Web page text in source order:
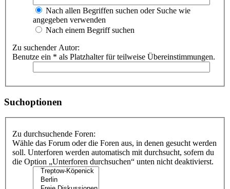
Nach allen Begriffen suchen oder Suche wie
angegeben verwenden
Nach einem Begriff suchen
Zu suchender Autor:
Benutze ein * als Platzhalter für teilweise Übereinstimmungen.
Suchoptionen
Zu durchsuchende Foren:
Wähle das Forum oder die Foren aus, in denen gesucht werden
soll. Unterforen werden automatisch mit durchsucht, sofern du
die Option „Unterforen durchsuchen“ unten nicht deaktivierst.